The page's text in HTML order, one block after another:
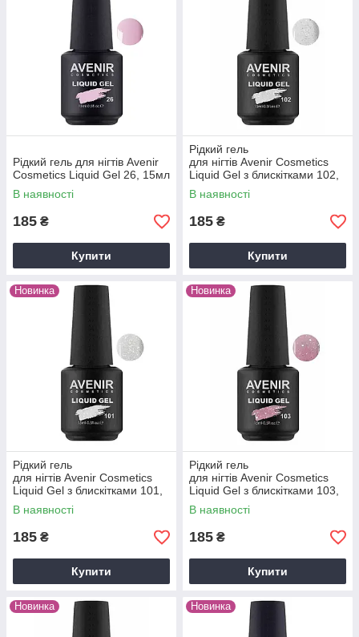
Рідкий гель для нігтів Avenir
Cosmetics Liquid Gel 26, 15мл
В наявності
185 ₴
Купити
Рідкий гель
для нігтів Avenir Cosmetics
Liquid Gel з блискітками 102,
15мл
В наявності
185 ₴
Купити
Новинка
Рідкий гель
для нігтів Avenir Cosmetics
Liquid Gel з блискітками 101,
15мл
В наявності
185 ₴
Купити
Новинка
Рідкий гель
для нігтів Avenir Cosmetics
Liquid Gel з блискітками 103,
15мл
В наявності
185 ₴
Купити
Новинка Новинка